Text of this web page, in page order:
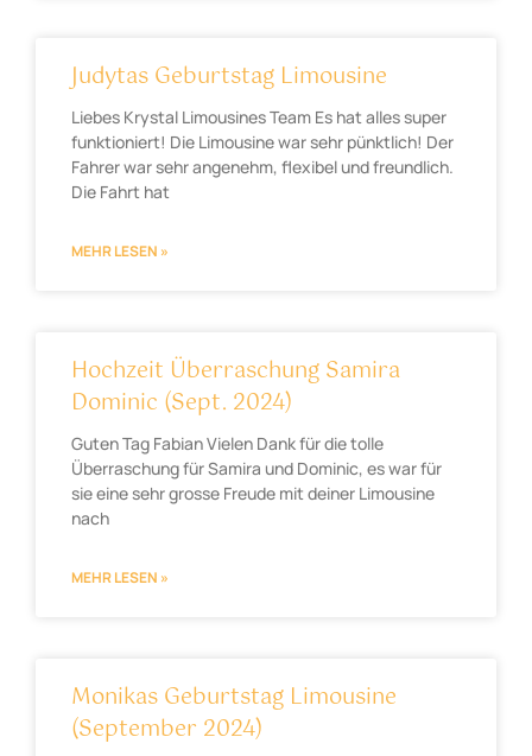
Judytas Geburtstag Limousine
Liebes Krystal Limousines Team Es hat alles super
funktioniert! Die Limousine war sehr pünktlich! Der
Fahrer war sehr angenehm, flexibel und freundlich.
Die Fahrt hat
MEHR LESEN »
Hochzeit Überraschung Samira
Dominic (Sept. 2024)
Guten Tag Fabian Vielen Dank für die tolle
Überraschung für Samira und Dominic, es war für
sie eine sehr grosse Freude mit deiner Limousine
nach
MEHR LESEN »
Monikas Geburtstag Limousine
(September 2024)